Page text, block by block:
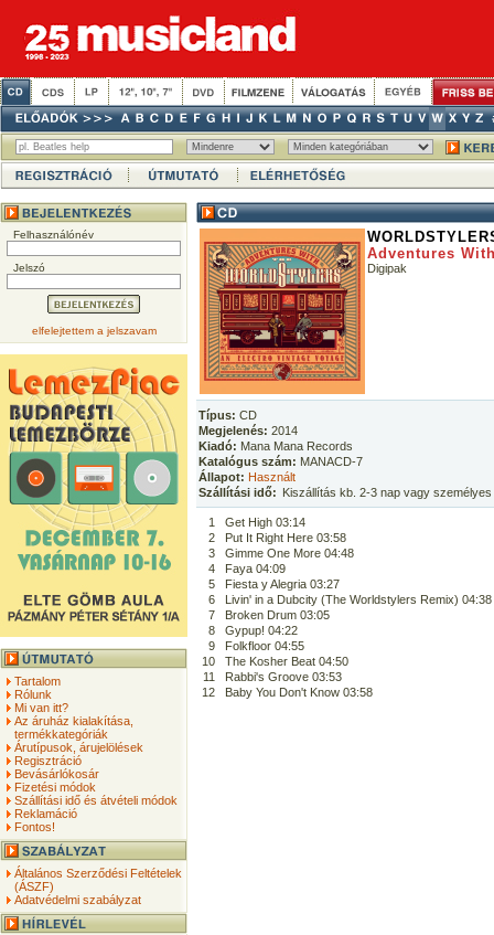
Felhasználónév
Jelszó
elfelejtettem a jelszavam
Tartalom
Rólunk
Mi van itt?
Az áruház kialakítása,
termékkategóriák
Árutípusok, árujelölések
Regisztráció
Bevásárlókosár
Fizetési módok
Szállítási idő és átvételi módok
Reklamáció
Fontos!
Általános Szerződési Feltételek
(ÁSZF)
Adatvédelmi szabályzat
Adventures
Digipak
Típus: CD
Megjelenés: 2014
Kiadó: Mana Mana Records
Katalógus szám: MANACD-7
Állapot: Használt
Szállítási idő: Kiszállítás kb. 2-3 nap vagy
1
Get High 03:14
2
Put It Right Here 03:58
3
Gimme One More 04:48
4
Faya 04:09
5
Fiesta y Alegria 03:27
6
Livin' in a Dubcity (The Worldstylers Remix) 04:38
7
Broken Drum 03:05
8
Gypup! 04:22
9
Folkfloor 04:55
10
The Kosher Beat 04:50
11
Rabbi's Groove 03:53
12
Baby You Don't Know 03:58